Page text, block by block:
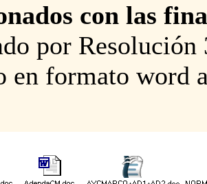
con las
por
en formato word